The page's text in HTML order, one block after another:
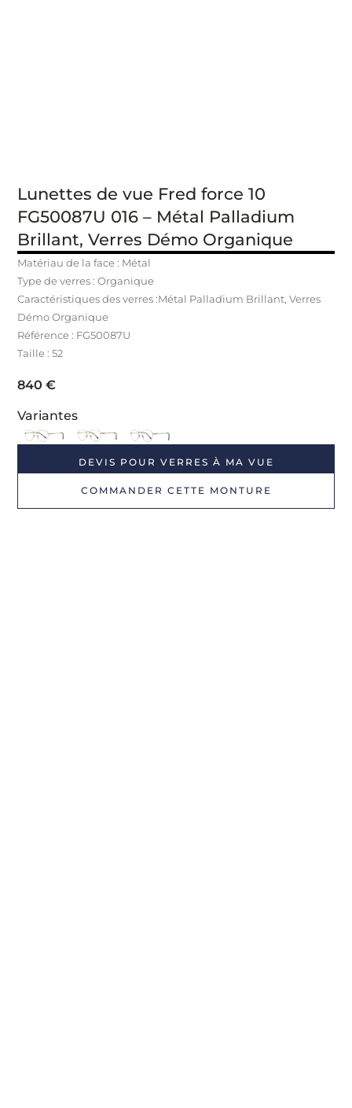
Lunettes de vue Fred force 10
FG50087U 016 – Métal Palladium
Brillant, Verres Démo Organique
Matériau de la face : Métal
Type de verres : Organique
Caractéristiques des verres :Métal Palladium Brillant, Verres
Démo Organique
Référence : FG50087U
Taille : 52
840€
Variantes
DEVIS POUR VERRES À MA VUE
COMMANDER CETTE MONTURE